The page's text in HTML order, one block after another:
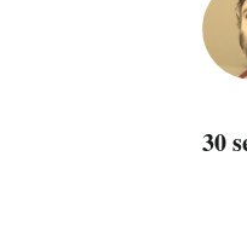
Storie/Idee
Ok Boomer!
Altrecose30